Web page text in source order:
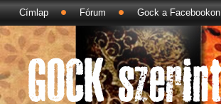
Címlap Fórum Gock a Facebookon